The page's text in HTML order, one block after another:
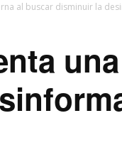
al buscar disminuir la